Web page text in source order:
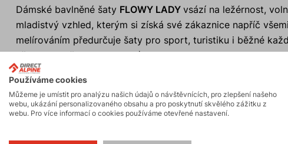
Dámské bavlněné šaty FLOWY LADY vsází na ležérnost,
mladistvý vzhled, kterým si získá své zákaznice napříč
melírováním předurčuje šaty pro sport, turistiku i běžné
uživatelce při turistice s baťohem.
Používáme cookies
Můžeme je umístit pro analýzu našich údajů o návštěvnících, pro zlepšení našeho
webu, ukázání personalizovaného obsahu a pro poskytnutí skvělého zážitku z
webu. Pro více informací o cookies používáme otevřené nastavení.